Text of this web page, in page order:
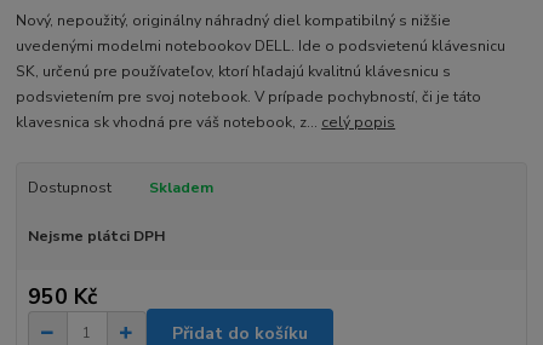
Nový, nepoužitý, originálny náhradný diel kompatibilný s nižšie
uvedenými modelmi notebookov DELL. Ide o podsvietenú klávesnicu
SK, určenú pre používateľov, ktorí hľadajú kvalitnú klávesnicu s
podsvietením pre svoj notebook. V prípade pochybností, či je táto
klavesnica sk vhodná pre váš notebook, z... celý popis
Dostupnost Skladem
Nejsme plátci DPH
950 Kč
Přidat do košíku